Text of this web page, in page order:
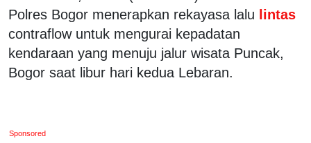
Polres Bogor menerapkan rekayasa lalu lintas
contraflow untuk mengurai kepadatan
kendaraan yang menuju jalur wisata Puncak,
Bogor saat libur hari kedua Lebaran.
Sponsored